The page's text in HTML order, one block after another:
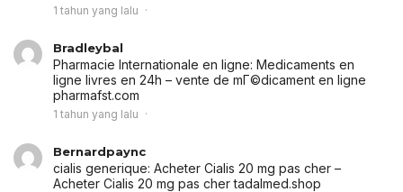
1 tahun yang lalu
Bradleybal
Pharmacie Internationale en ligne: Medicaments en
ligne livres en 24h – vente de mГ©dicament en ligne
pharmafst.com
1 tahun yang lalu
Bernardpaync
cialis generique: Acheter Cialis 20 mg pas cher –
Acheter Cialis 20 mg pas cher tadalmed.shop